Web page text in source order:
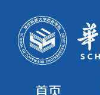
首页